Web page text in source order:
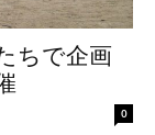
ちで企画
0